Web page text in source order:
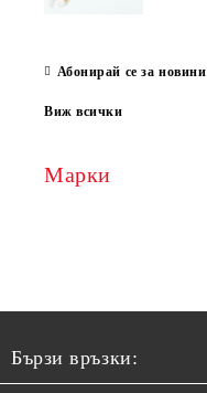
Абонирай се за новини
Виж всички
Марки
Бързи връзки: